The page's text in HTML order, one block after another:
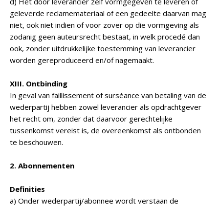
geleverde reclamemateriaal of een gedeelte daarvan mag
niet, ook niet indien of voor zover op die vormgeving als
zodanig geen auteursrecht bestaat, in welk procedé dan
ook, zonder uitdrukkelijke toestemming van leverancier
worden gereproduceerd en/of nagemaakt.
XIII. Ontbinding
In geval van faillissement of surséance van betaling van de
wederpartij hebben zowel leverancier als opdrachtgever
het recht om, zonder dat daarvoor gerechtelijke
tussenkomst vereist is, de overeenkomst als ontbonden
te beschouwen.
2. Abonnementen
Definities
a) Onder wederpartij/abonnee wordt verstaan de